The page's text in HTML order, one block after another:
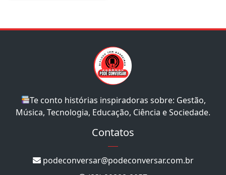
Te conto histórias inspiradoras sobre: Gestão,
Música, Tecnologia, Educação, Ciência e Sociedade.
Contatos
podeconversar@podeconversar.com.br